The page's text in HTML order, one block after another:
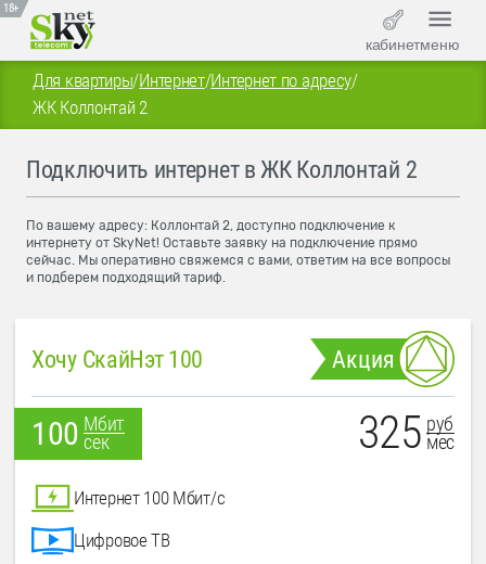
18+
кабинетменю
Для квартиры/Интернет/Интернет по адресу/
ЖК Коллонтай 2
Подключить интернет в ЖК Коллонтай 2
По вашему адресу: Коллонтай 2, доступно подключение к
интернету от SkyNet! Оставьте заявку на подключение прямо
сейчас. Мы оперативно свяжемся с вами, ответим на все вопросы
и подберем подходящий тариф.
Хочу СкайНэт 100 Акция
100 Мбит
сек
325 руб
мес
Интернет 100 Мбит/с
Цифровое ТВ